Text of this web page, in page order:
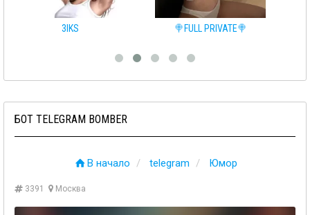
🍭FULL PRIVATE🍭 Сливы телеграмм 👩‍❤️‍💋‍👨
БОТ TELEGRAM BOMBER
В начало telegram Юмор
3391 Москва